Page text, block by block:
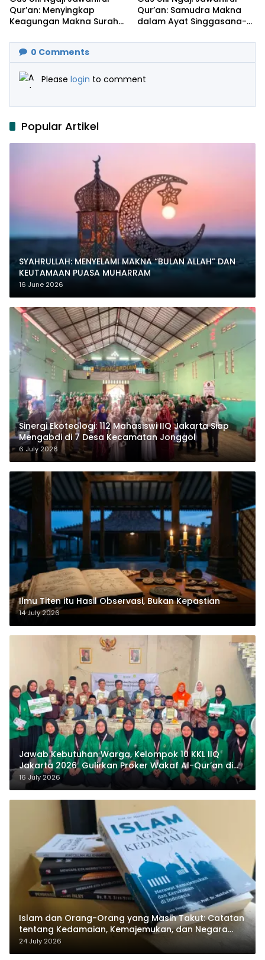
Qur’an: Menyingkap
Keagungan Makna Surah
Qur’an: Samudra Makna
dalam Ayat Singgasana-
0 Comments
Please login to comment
Popular Artikel
SYAHRULLAH: MENYELAMI MAKNA “BULAN ALLAH” DAN
KEUTAMAAN PUASA MUHARRAM
16 June 2026
‎Sinergi Ekoteologi: 112 Mahasiswi IIQ Jakarta Siap
Mengabdi di 7 Desa Kecamatan Jonggol
6 July 2026
Ilmu Titen itu Hasil Observasi, Bukan Kepastian
14 July 2026
Jawab Kebutuhan Warga, Kelompok 10 KKL IIQ
Jakarta 2026 Gulirkan Proker Wakaf Al-Qur’an di
Sukamanah
16 July 2026
Islam dan Orang-Orang yang Masih Takut: Catatan
tentang Kedamaian, Kemajemukan, dan Negara
dalam Pemikiran Masykuri Abdillah
24 July 2026